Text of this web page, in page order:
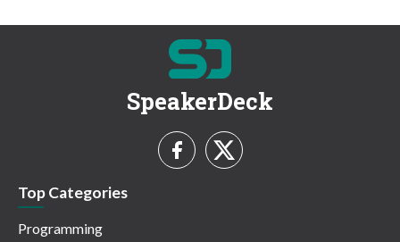
SpeakerDeck
Top Categories
Programming